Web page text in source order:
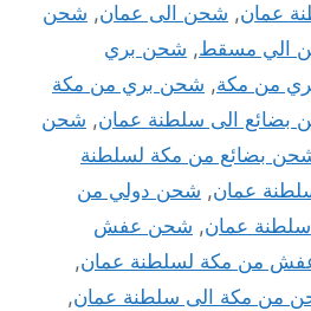
عمان, شحن الى عمان, شحن
الي مسقط, شحن بري
من مكة, شحن بري من مكة
بضائع الى سلطنة عمان, شحن
بضائع من مكة لسلطنة
عمان, شحن دولي من
عمان, شحن عفش
من مكة لسلطنة عمان,
من مكة الى سلطنة عمان,